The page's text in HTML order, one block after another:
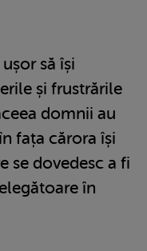
să își
și frustrările
domnii au
fața cărora își
se dovedesc a fi
în